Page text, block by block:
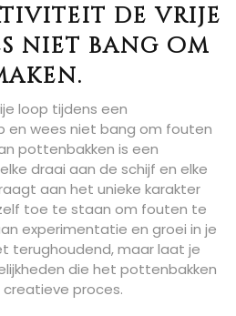
de vrije
niet bang om
loop tijdens een
en wees niet bang om fouten
pottenbakken is een
draai aan de schijf en elke
aan het unieke karakter
toe te staan om fouten te
experimentatie en groei in je
terughoudend, maar laat je
die het pottenbakken
proces.